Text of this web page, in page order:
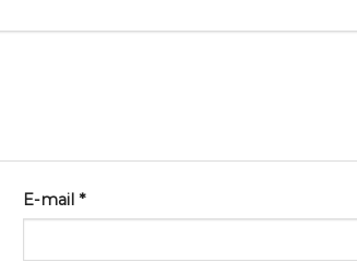
E-mail *